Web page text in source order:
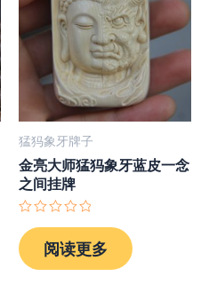
猛犸象牙牌子
金亮大师猛犸象牙蓝皮一念
之间挂牌
分
0
&sol;
阅读更多